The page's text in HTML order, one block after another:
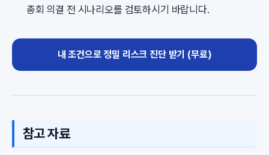
총회 의결 전 시나리오를 검토하시기 바랍니다.
내 조건으로 정밀 리스크 진단 받기 (무료)
참고 자료